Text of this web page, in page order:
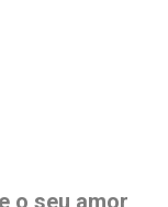
o seu amor